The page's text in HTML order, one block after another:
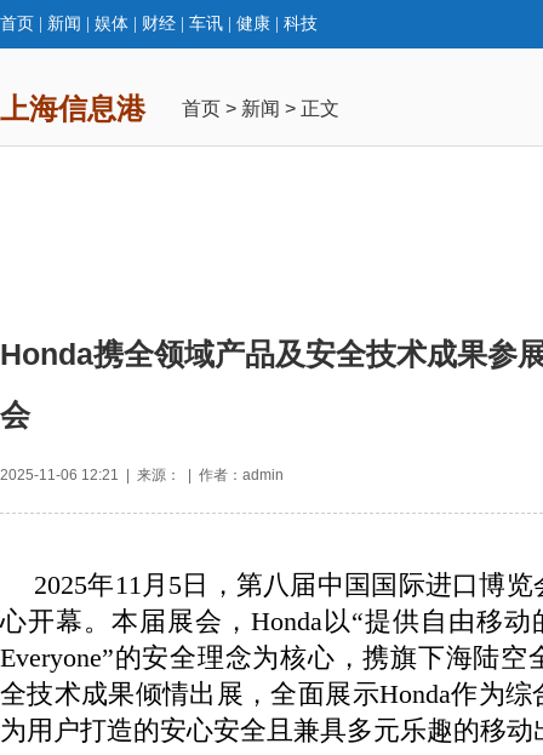
首页 新闻 娱体 财经 车讯 健康 科技
上海信息港 首页 > 新闻 > 正文
Honda携全领域产品及安全技术成果参
会
2025-11-06 12:21 | 来源： | 作者：admin
2025年11月 5日，第八届中国国际进口博
心开幕。本届展会， Honda以“提供自由移动
Everyone”的安全理念为核心，携旗下海陆空
全技术成果倾情出展，全面展示Honda作为综
为用户打造的安心安全且兼具多元乐趣的移动